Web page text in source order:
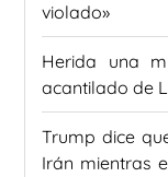
violado»
Herida una
acantilado de
Trump dice
Irán mientras